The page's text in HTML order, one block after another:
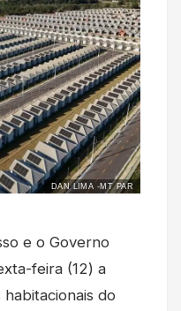
DAN LIMA -MT PAR
e o Governo
feira (12) a
do